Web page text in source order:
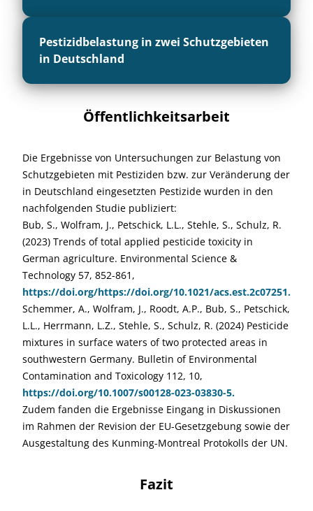
Pestizidbelastung in zwei Schutzgebieten
in Deutschland
Öffentlichkeitsarbeit
Die Ergebnisse von Untersuchungen zur Belastung von
Schutzgebieten mit Pestiziden bzw. zur Veränderung der
in Deutschland eingesetzten Pestizide wurden in den
nachfolgenden Studie publiziert:
Bub, S., Wolfram, J., Petschick, L.L., Stehle, S., Schulz, R.
(2023) Trends of total applied pesticide toxicity in
German agriculture. Environmental Science &
Technology 57, 852-861,
https://doi.org/https://doi.org/10.1021/acs.est.2c07251.
Schemmer, A., Wolfram, J., Roodt, A.P., Bub, S., Petschick,
L.L., Herrmann, L.Z., Stehle, S., Schulz, R. (2024) Pesticide
mixtures in surface waters of two protected areas in
southwestern Germany. Bulletin of Environmental
Contamination and Toxicology 112, 10,
https://doi.org/10.1007/s00128-023-03830-5.
Zudem fanden die Ergebnisse Eingang in Diskussionen
im Rahmen der Revision der EU-Gesetzgebung sowie der
Ausgestaltung des Kunming-Montreal Protokolls der UN.
Fazit